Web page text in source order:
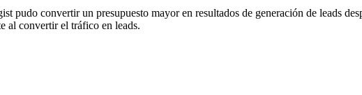
pudo convertir un presupuesto mayor en resultados de generación de leads
al convertir el tráfico en leads.